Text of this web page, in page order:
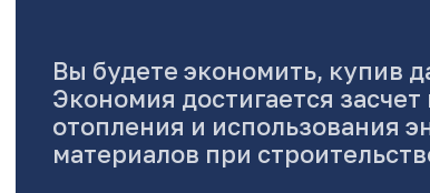
Вы будете экономить, купив
Экономия достигается
отопления и использования
материалов при